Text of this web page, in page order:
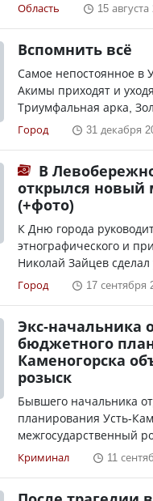
Область 15
Вспомнить всё
Самое непостоянное в
Акимы приходят и
Триумфальная арка,
Город 31 декабря
В
открылся новый
(+фото)
К Дню города
этнографического и
Николай Зайцев
Город 17 сентября
Экс-начальника
бюджетного
Каменогорска
розыск
Бывшего начальника
планирования Усть-
межгосударственный
Криминал 11